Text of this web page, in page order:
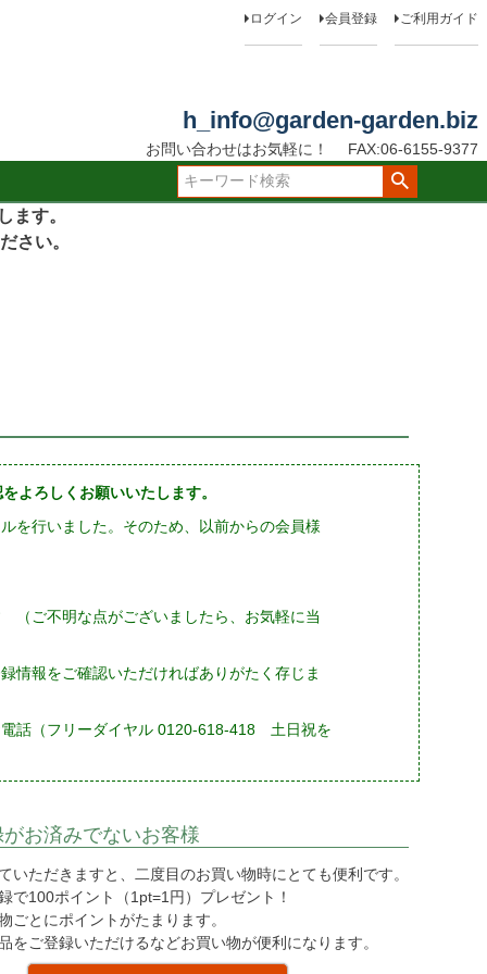
ログイン 会員登録 ご利用ガイド
h_info@garden-garden.biz
お問い合わせはお気軽に！ FAX:06-6155-9377
ます。
さい。
ろしくお願いいたします。
を行いました。そのため、以前からの会員様
（ご不明な点がございましたら、お気軽に当
情報をご確認いただければありがたく存じま
話（フリーダイヤル 0120-618-418 土日祝を
お済みでないお客様
いただきますと、二度目のお買い物時にとても便利です。
で100ポイント（1pt=1円）プレゼント！
ごとにポイントがたまります。
をご登録いただけるなどお買い物が便利になります。